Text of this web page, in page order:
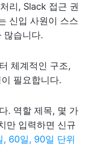
리, Slack 접근 권
신입 사원이 스스
많습니다.
체계적인 구조,
필요합니다.
. 역할 제목, 몇 가
만 입력하면 신규
, 60일, 90일 단위